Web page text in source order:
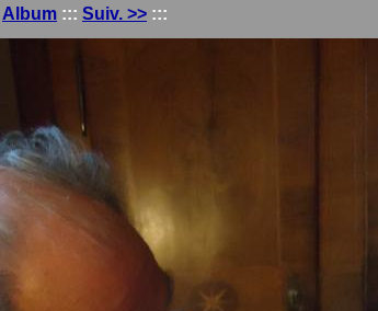
Album ::: Suiv. >> :::